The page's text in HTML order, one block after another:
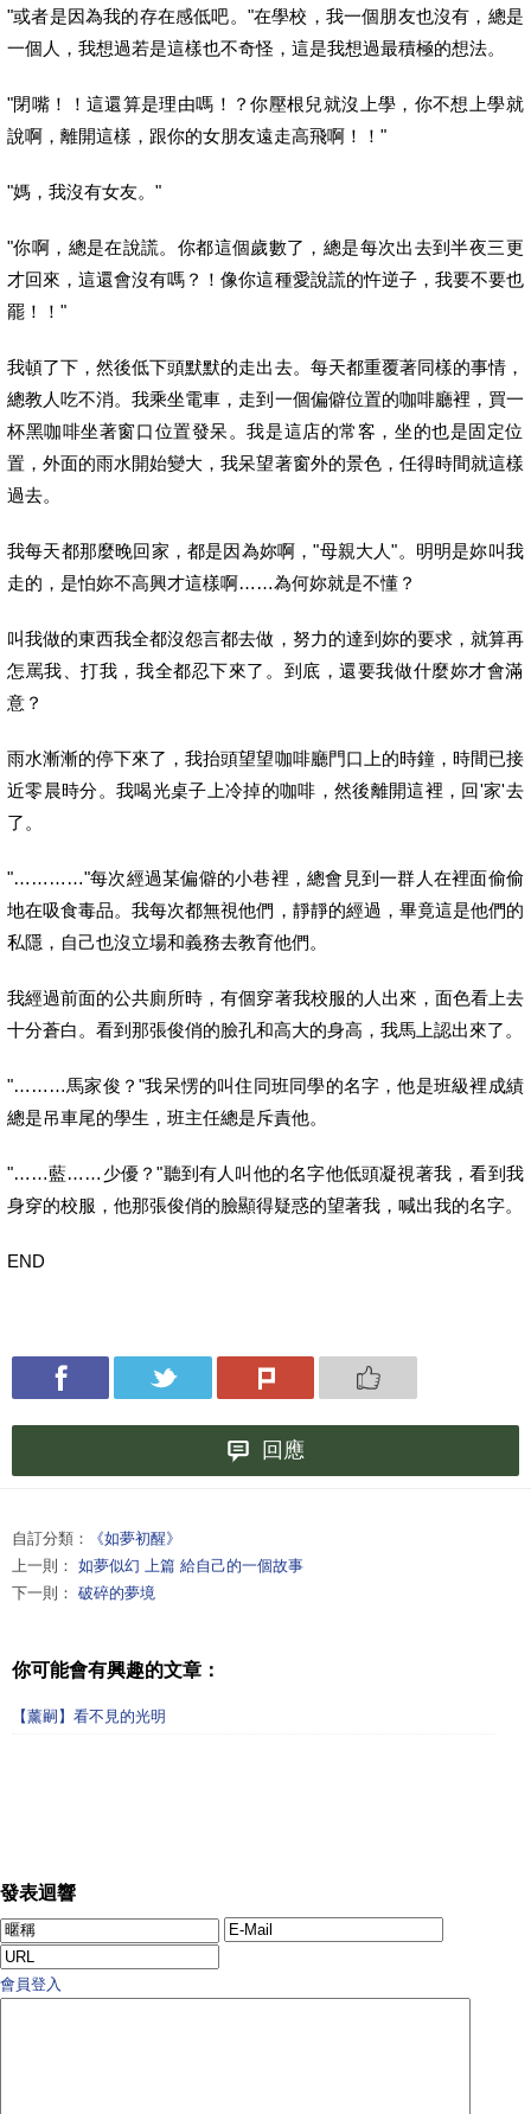
"或者是因為我的存在感低吧。"在學校，我一個朋友也沒有， 總是
一個人，我想過若是這樣也不奇怪，這是我想過最積極的想法。
"閉嘴！！這還算是理由嗎！？你壓根兒就沒上學， 你不想上學就
說啊，離開這樣，跟你的女朋友遠走高飛啊！！"
"媽，我沒有女友。"
"你啊，總是在說謊。你都這個歲數了， 總是每次出去到半夜三更
才回來，這還會沒有嗎？！像你這種愛說謊的忤逆子，我要不要也
罷！！"
我頓了下，然後低下頭默默的走出去。每天都重覆著同樣的事情，
總教人吃不消。我乘坐電車，走到一個偏僻位置的咖啡廳裡， 買一
杯黑咖啡坐著窗口位置發呆。我是這店的常客， 坐的也是固定位
置，外面的雨水開始變大，我呆望著窗外的景色， 任得時間就這樣
過去。
我每天都那麼晚回家，都是因為妳啊，"母親大人"。 明明是妳叫我
走的，是怕妳不高興才這樣啊……為何妳就是不懂？
叫我做的東西我全都沒怨言都去做，努力的達到妳的要求， 就算再
怎罵我、打我，我全都忍下來了。到底，還要我做什麼妳才會滿
意？
雨水漸漸的停下來了，我抬頭望望咖啡廳門口上的時鐘， 時間已接
近零晨時分。我喝光桌子上冷掉的咖啡，然後離開這裡， 回'家'去
了。
"…………"每次經過某偏僻的小巷裡，總會見到一群人在裡面偷偷
地在吸食毒品。我每次都無視他們， 靜靜的經過，畢竟這是他們的
私隱， 自己也沒立場和義務去教育他們。
我經過前面的公共廁所時，有個穿著我校服的人出來， 面色看上去
十分蒼白。看到那張俊俏的臉孔和高大的身高， 我馬上認出來了。
"………馬家俊？"我呆愣的叫住同班同學的名字，他是班級裡成績
總是吊車尾的學生，班主任總是斥責他。
"……藍……少優？"聽到有人叫他的名字他低頭凝視著我，看到我
身穿的校服，他那張俊俏的臉顯得疑惑的望著我， 喊出我的名字。
END
回應
自訂分類：
《如夢初醒》
上一則： 如夢似幻 上篇 給自己的一個故事
下一則： 破碎的夢境
你可能會有興趣的文章：
【薰嗣】看不見的光明
發表迴響
會員登入